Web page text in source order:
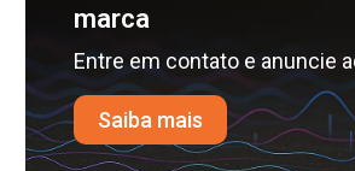
marca
Entre em contato e anuncie
Saiba mais